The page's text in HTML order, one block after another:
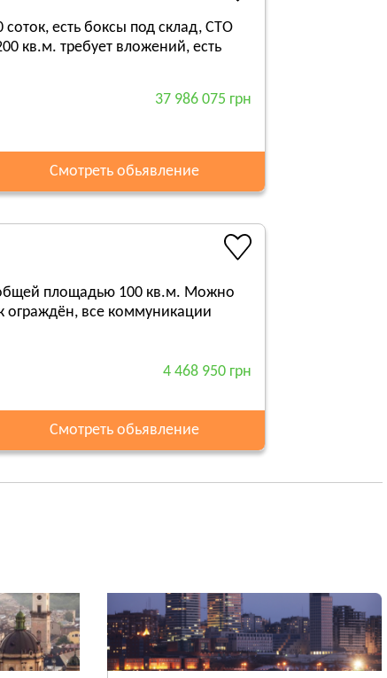
есть боксы под склад, СТО
кв.м. требует вложений, есть
37 986 075 грн
Смотреть обьявление
площадью 100 кв.м. Можно
ограждён, все коммуникации
4 468 950 грн
Смотреть обьявление